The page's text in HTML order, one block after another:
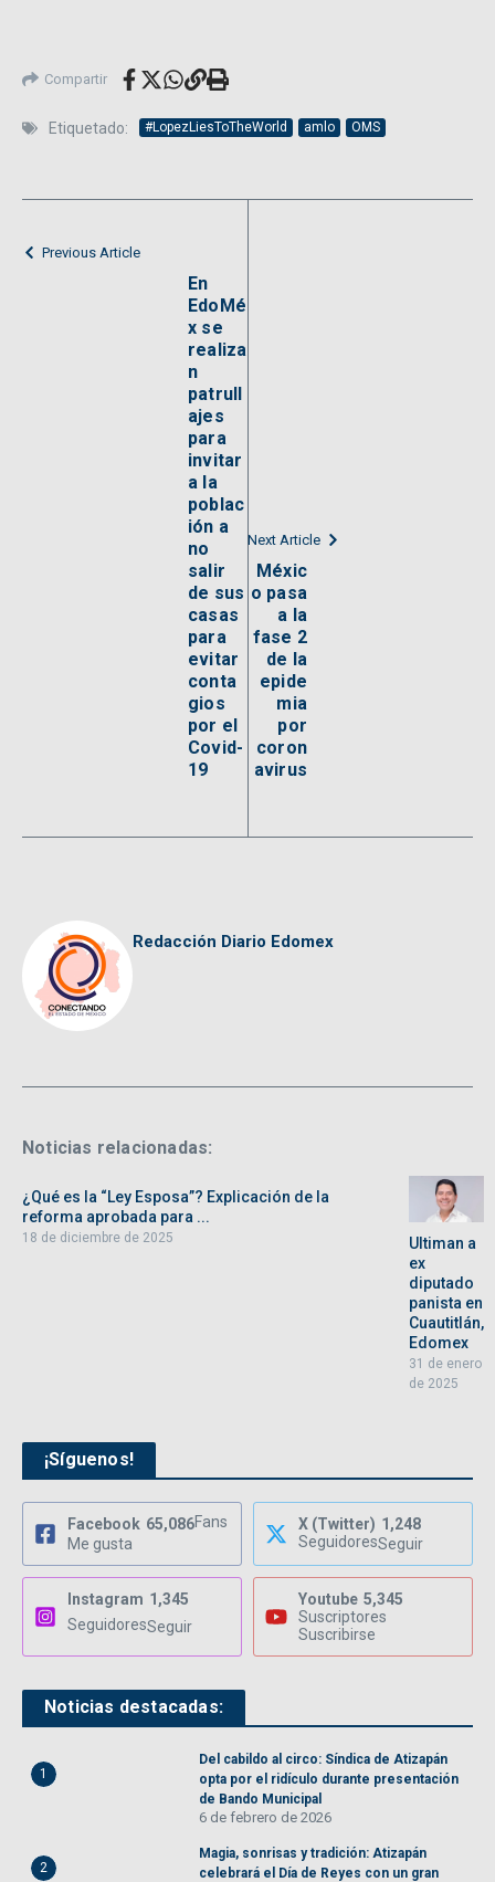
Compartir
Etiquetado: #LopezLiesToTheWorld amlo OMS
Previous Article
En
EdoMé
x se
realiza
n
patrull
ajes
para
invitar
a la
poblac
ión a
no
salir
de sus
casas
para
evitar
conta
gios
por el
Covid-
19
Next Article
Méxic
o pasa
a la
fase 2
de la
epide
mia
por
coron
avirus
Redacción Diario Edomex
Noticias relacionadas:
¿Qué es la “Ley Esposa”? Explicación de la
reforma aprobada para ...
18 de diciembre de 2025
Ultiman a
ex
diputado
panista en
Cuautitlán,
Edomex
31 de enero
de 2025
¡Síguenos!
Facebook 65,086Fans
Me gusta
X (Twitter) 1,248
SeguidoresSeguir
Instagram 1,345
SeguidoresSeguir
Youtube 5,345
Suscriptores
Suscribirse
Noticias destacadas:
1
Del cabildo al circo: Síndica de Atizapán
opta por el ridículo durante presentación
de Bando Municipal
6 de febrero de 2026
2
Magia, sonrisas y tradición: Atizapán
celebrará el Día de Reyes con un gran